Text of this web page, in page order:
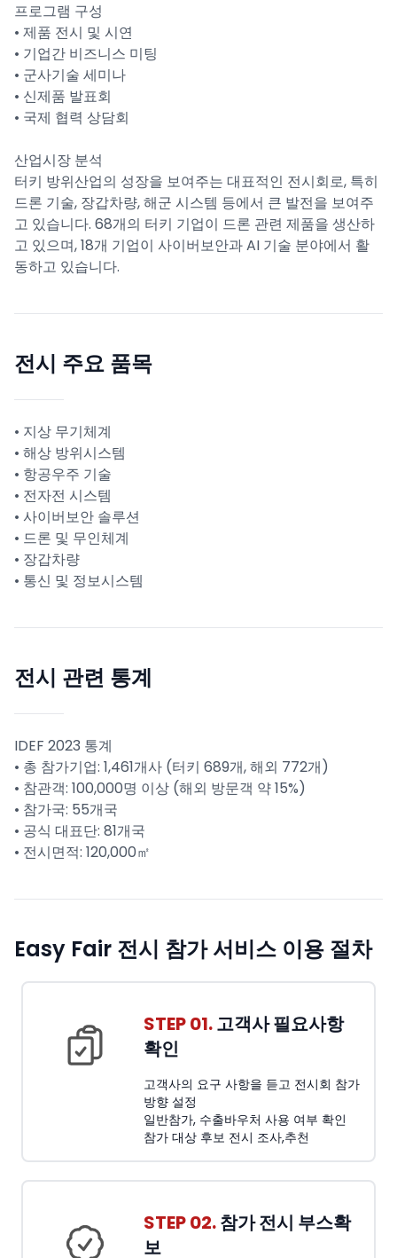
프로그램 구성
• 제품 전시 및 시연
• 기업간 비즈니스 미팅
• 군사기술 세미나
• 신제품 발표회
• 국제 협력 상담회
산업시장 분석
터키 방위산업의 성장을 보여주는 대표적인 전시회로, 특히
드론 기술, 장갑차량, 해군 시스템 등에서 큰 발전을 보여주
고 있습니다. 68개의 터키 기업이 드론 관련 제품을 생산하
고 있으며, 18개 기업이 사이버보안과 AI 기술 분야에서 활
동하고 있습니다.
전시 주요 품목
• 지상 무기체계
• 해상 방위시스템
• 항공우주 기술
• 전자전 시스템
• 사이버보안 솔루션
• 드론 및 무인체계
• 장갑차량
• 통신 및 정보시스템
전시 관련 통계
IDEF 2023 통계
• 총 참가기업: 1,461개사 (터키 689개, 해외 772개)
• 참관객: 100,000명 이상 (해외 방문객 약 15%)
• 참가국: 55개국
• 공식 대표단: 81개국
• 전시면적: 120,000㎡
Easy Fair 전시 참가 서비스 이용 절차
STEP 01.고객사 필요사항
확인
고객사의 요구 사항을 듣고 전시회 참가
방향 설정
일반참가, 수출바우처 사용 여부 확인
참가 대상 후보 전시 조사,추천
STEP 02.참가 전시 부스확
보